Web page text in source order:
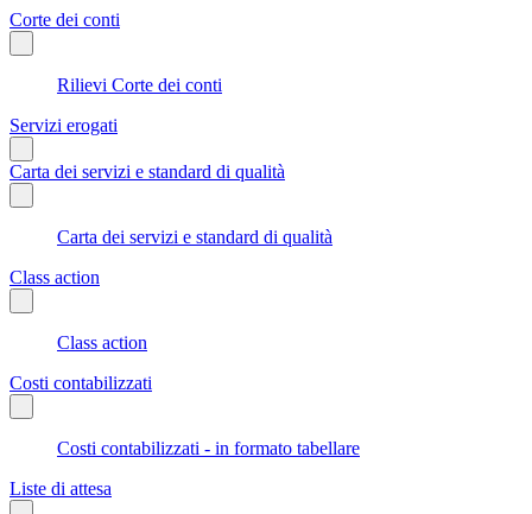
Corte dei conti
Rilievi Corte dei conti
Servizi erogati
Carta dei servizi e standard di qualità
Carta dei servizi e standard di qualità
Class action
Class action
Costi contabilizzati
Costi contabilizzati - in formato tabellare
Liste di attesa